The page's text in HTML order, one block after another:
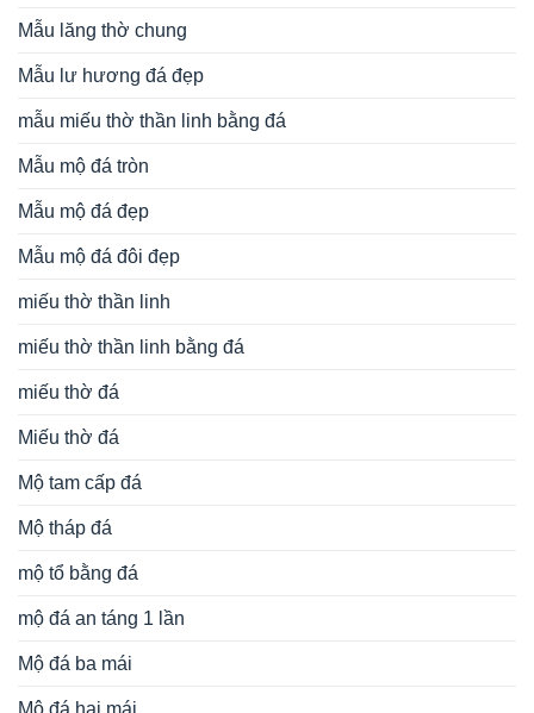
Mẫu lăng thờ chung
Mẫu lư hương đá đẹp
mẫu miếu thờ thần linh bằng đá
Mẫu mộ đá tròn
Mẫu mộ đá đẹp
Mẫu mộ đá đôi đẹp
miếu thờ thần linh
miếu thờ thần linh bằng đá
miếu thờ đá
Miếu thờ đá
Mộ tam cấp đá
Mộ tháp đá
mộ tổ bằng đá
mộ đá an táng 1 lần
Mộ đá ba mái